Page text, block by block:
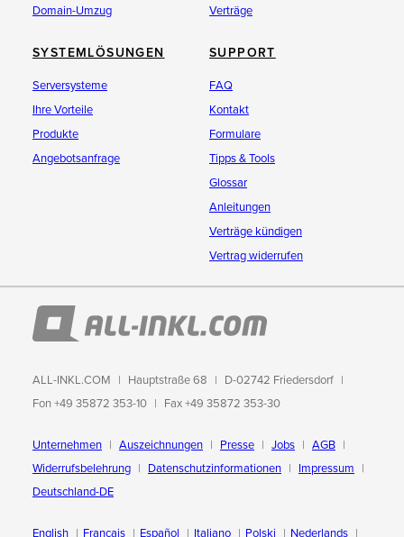
Domain-Umzug
Verträge
SYSTEMLÖSUNGEN
Serversysteme
Ihre Vorteile
Produkte
Angebotsanfrage
SUPPORT
FAQ
Kontakt
Formulare
Tipps & Tools
Glossar
Anleitungen
Verträge kündigen
Vertrag widerrufen
ALL-INKL.COM Hauptstraße 68
D-02742 Friedersdorf
Fon +49 35872 353-10
Fax +49 35872 353-30
Unternehmen Auszeichnungen Presse Jobs
AGB
Widerrufsbelehrung
Datenschutzinformationen
Impressum
Deutschland-DE
English Français Español Italiano Polski Nederlands